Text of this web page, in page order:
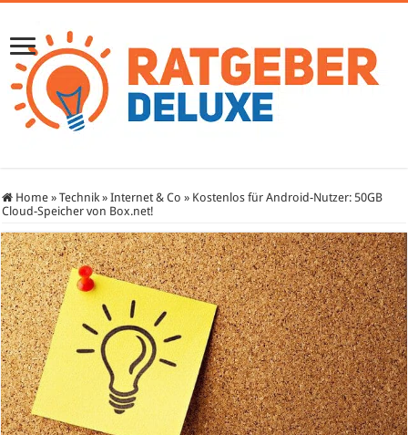
Home » Technik » Internet & Co » Kostenlos für Android-Nutzer: 50GB
Cloud-Speicher von Box.net!